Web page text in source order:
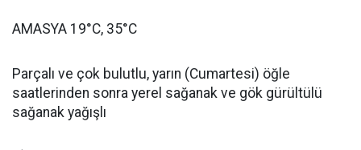
AMASYA 19°C, 35°C
Parçalı ve çok bulutlu, yarın (Cumartesi) öğle
saatlerinden sonra yerel sağanak ve gök gürültülü
sağanak yağışlı